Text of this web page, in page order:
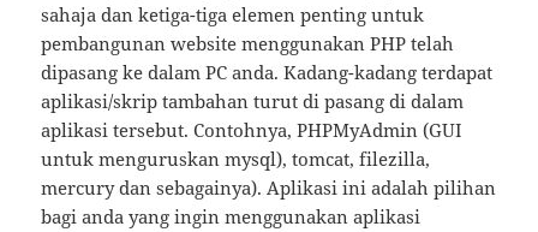
sahaja dan ketiga-tiga elemen penting untuk
pembangunan website menggunakan PHP telah
dipasang ke dalam PC anda. Kadang-kadang terdapat
aplikasi/skrip tambahan turut di pasang di dalam
aplikasi tersebut. Contohnya, PHPMyAdmin (GUI
untuk menguruskan mysql), tomcat, filezilla,
mercury dan sebagainya). Aplikasi ini adalah pilihan
bagi anda yang ingin menggunakan aplikasi